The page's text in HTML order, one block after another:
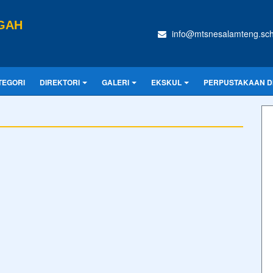
DIREKTORI GALERI EKSKUL PERPUSTAKAAN